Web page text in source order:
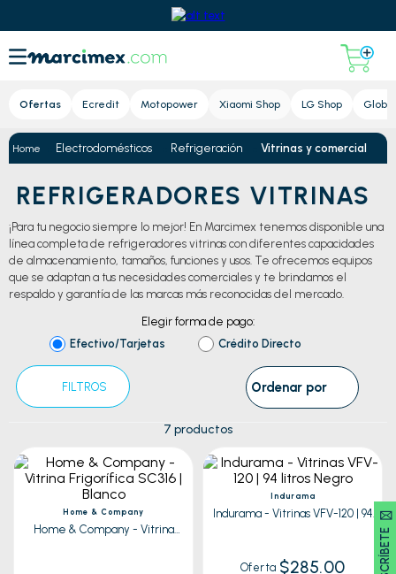
Ofertas Ecredit Motopower Xiaomi Shop LG Shop Global
SUSCRÍBETE 🖂
Electrodomésticos Refrigeración Vitrinas y comercial
REFRIGERADORES VITRINAS
¡Para tu negocio siempre lo mejor! En Marcimex tenemos disponible una
línea completa de refrigeradores vitrinas con diferentes capacidades
de almacenamiento, tamaños, funciones y usos. Te ofrecemos equipos
que se adaptan a tus necesidades comerciales y te brindamos el
respaldo y garantía de las marcas más reconocidas del mercado.
Elegir forma de pago:
Efectivo/Tarjetas
Crédito Directo
FILTROS Ordenar por
7 productos
Home & Company
Home & Company - Vitrina
Indurama
Indurama - Vitrinas VFV-120 | 94
Oferta $285.00